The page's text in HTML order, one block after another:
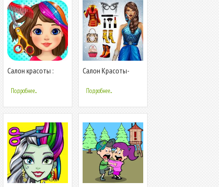
Салон красоты :
Подробнее...
Салон Красоты-
Стиль Показ Мод
2019
Подробнее...